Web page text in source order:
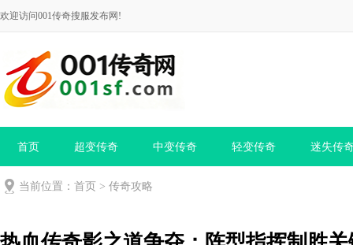
欢迎访问001传奇搜服发布网!
首页 超变传奇 中变传奇 轻变传奇 迷失传
当前位置： 首页 > 传奇攻略